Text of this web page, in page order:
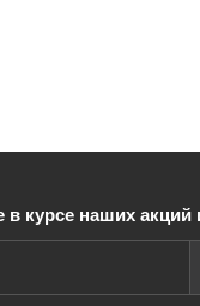
в курсе наших акций